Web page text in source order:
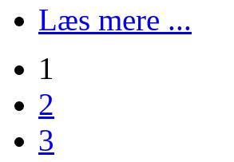
Læs mere ...
1
2
3